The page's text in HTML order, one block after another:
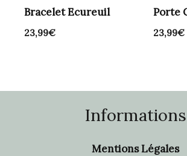
Bracelet Ecureuil
23,99€
Porte
23,99€
Informations
Mentions Légales